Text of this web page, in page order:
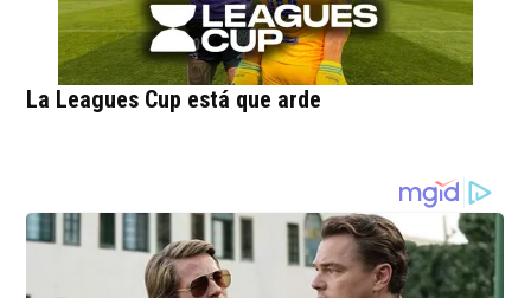
La Leagues Cup está que arde